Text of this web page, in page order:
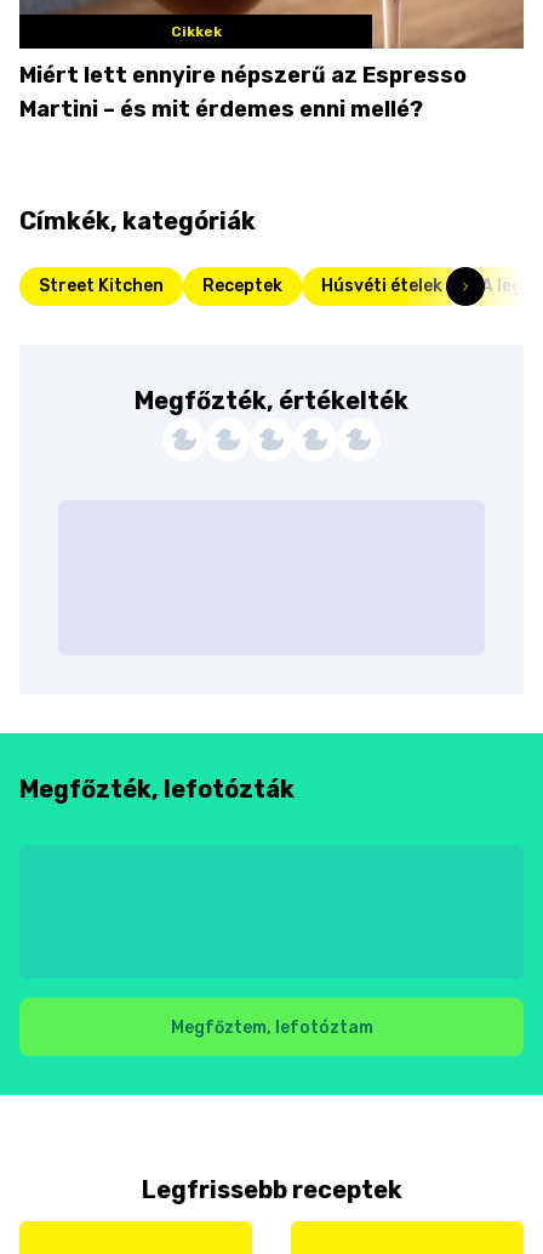
Cikkek
Miért lett ennyire népszerű az Espresso
Martini – és mit érdemes enni mellé?
Címkék, kategóriák
Street Kitchen Receptek Húsvéti ételek A
Megfőzték, értékelték
Megfőzték, lefotózták
Megfőztem, lefotóztam
Legfrissebb receptek